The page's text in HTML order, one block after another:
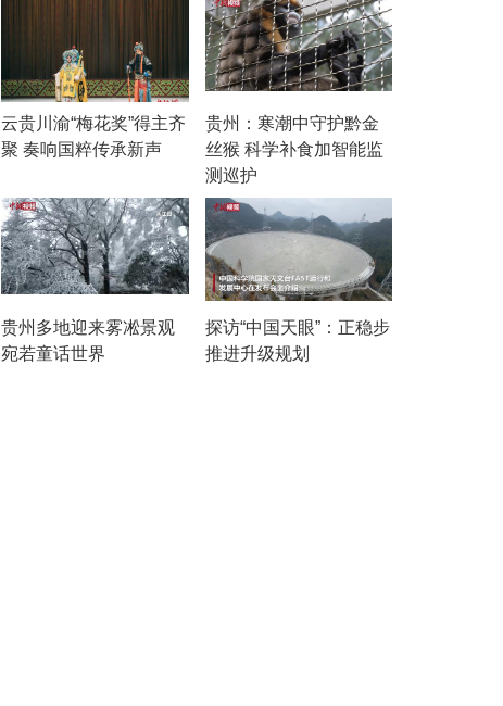
云贵川渝“梅花奖”得主齐
聚 奏响国粹传承新声
贵州：寒潮中守护黔金
丝猴 科学补食加智能监
测巡护
贵州多地迎来雾凇景观
宛若童话世界
探访“中国天眼”：正稳步
推进升级规划